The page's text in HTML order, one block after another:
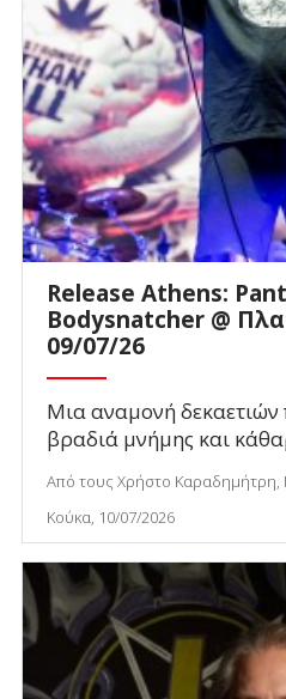
Release Athens:
Bodysnatcher @
09/07/26
Μια αναμονή
βραδιά μνήμης και
Από τους Χρήστο Καραδημήτρη,
Κούκα, 10/07/2026